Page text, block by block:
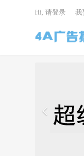
圈那
Hi, 请登录 我